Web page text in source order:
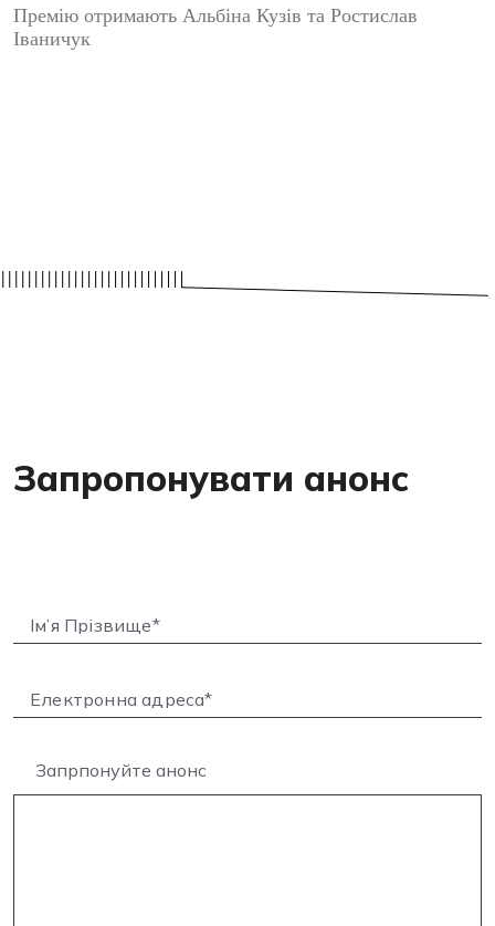
Премію отримають Альбіна Кузів та Ростислав
Іваничук
Запропонувати анонс
Запрпонуйте анонс